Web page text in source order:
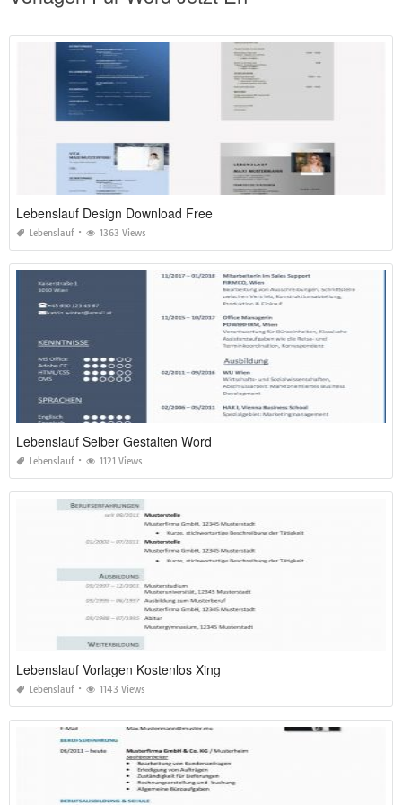
Lebenslauf Design Download Free
Lebenslauf 1363 Views
Lebenslauf Selber Gestalten Word
Lebenslauf 1121 Views
Lebenslauf Vorlagen Kostenlos Xing
Lebenslauf 1143 Views